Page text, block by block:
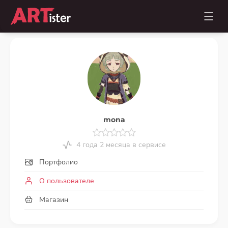
mona
4 года 2 месяца в сервисе
Портфолио
О пользователе
Магазин